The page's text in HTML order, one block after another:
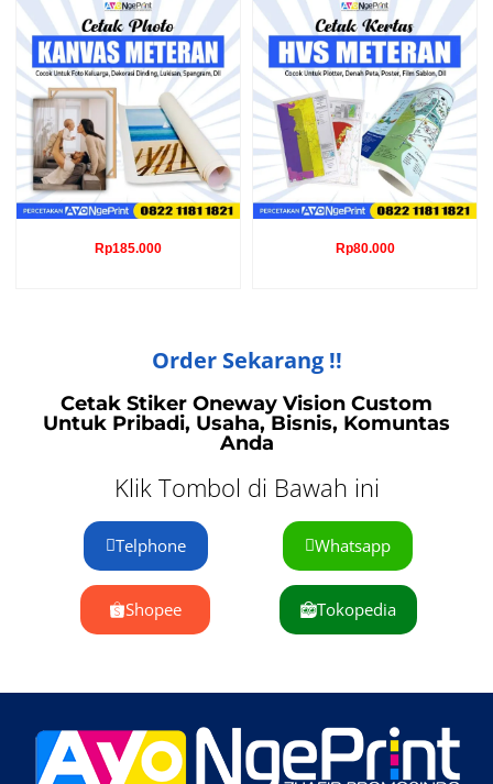
Rp185.000 Rp80.000
Order Sekarang !!
Cetak Stiker Oneway Vision Custom
Untuk Pribadi, Usaha, Bisnis, Komuntas
Anda
Klik Tombol di Bawah ini
Telphone Whatsapp
Shopee Tokopedia